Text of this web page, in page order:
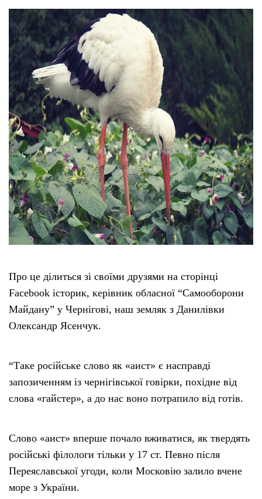
Про це ділиться зі своїми друзями на сторінці
Facebook історик, керівник обласної “Самооборони
Майдану” у Чернігові, наш земляк з Данилівки
Олександр Ясенчук.
“Таке російське слово як «аист» є насправді
запозиченням із чернігівської говірки, похідне від
слова «гайстер», а до нас воно потрапило від готів.
Слово «аист» вперше почало вживатися, як твердять
російські філологи тільки у 17 ст. Певно після
Переяславської угоди, коли Московію залило вчене
море з України.